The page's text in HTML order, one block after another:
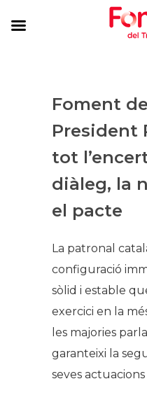
Foment
President
tot
diàleg, la
el pacte
La patronal
configuració
sòlid i estable
exercici en la
les majories
garanteixi la
seves actuacions